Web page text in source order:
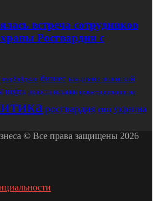
встреча сотрудников
Росгвардии с
азербайджан бизнес владимир зеленский
нефть новости испании новости испании на
росгвардия сша украина
© Все права защищены 2026